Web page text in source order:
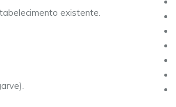
existente.